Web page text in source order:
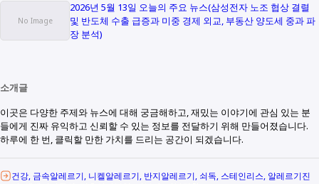
2026년 5월 13일 오늘의 주요 뉴스(삼성전자 노조 협상 결렬
및 반도체 수출 급증과 미중 경제 외교, 부동산 양도세 중과 파
장 분석)
소개글
이곳은 다양한 주제와 뉴스에 대해 궁금해하고, 재밌는 이야기에 관심 있는 분
들에게 진짜 유익하고 신뢰할 수 있는 정보를 전달하기 위해 만들어졌습니다.
하루에 한 번, 클릭할 만한 가치를 드리는 공간이 되겠습니다.
건강 금속알레르기 니켈알레르기 반지알레르기 쇠독 스테인리스 알레르기진